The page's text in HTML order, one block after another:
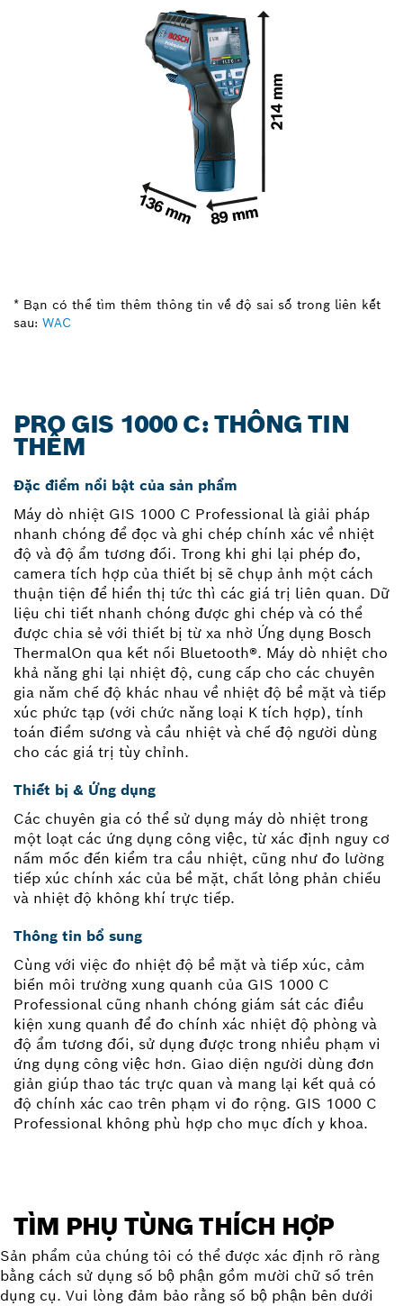
* Bạn có thể tìm thêm thông tin về độ sai số trong liên kết
sau: WAC
PRO GIS 1000 C: THÔNG TIN
THÊM
Đặc điểm nổi bật của sản phẩm
Máy dò nhiệt GIS 1000 C Professional là giải pháp
nhanh chóng để đọc và ghi chép chính xác về nhiệt
độ và độ ẩm tương đối. Trong khi ghi lại phép đo,
camera tích hợp của thiết bị sẽ chụp ảnh một cách
thuận tiện để hiển thị tức thì các giá trị liên quan. Dữ
liệu chi tiết nhanh chóng được ghi chép và có thể
được chia sẻ với thiết bị từ xa nhờ Ứng dụng Bosch
ThermalOn qua kết nối Bluetooth®. Máy dò nhiệt cho
khả năng ghi lại nhiệt độ, cung cấp cho các chuyên
gia năm chế độ khác nhau về nhiệt độ bề mặt và tiếp
xúc phức tạp (với chức năng loại K tích hợp), tính
toán điểm sương và cầu nhiệt và chế độ người dùng
cho các giá trị tùy chỉnh.
Thiết bị & Ứng dụng
Các chuyên gia có thể sử dụng máy dò nhiệt trong
một loạt các ứng dụng công việc, từ xác định nguy cơ
nấm mốc đến kiểm tra cầu nhiệt, cũng như đo lường
tiếp xúc chính xác của bề mặt, chất lỏng phản chiếu
và nhiệt độ không khí trực tiếp.
Thông tin bổ sung
Cùng với việc đo nhiệt độ bề mặt và tiếp xúc, cảm
biến môi trường xung quanh của GIS 1000 C
Professional cũng nhanh chóng giám sát các điều
kiện xung quanh để đo chính xác nhiệt độ phòng và
độ ẩm tương đối, sử dụng được trong nhiều phạm vi
ứng dụng công việc hơn. Giao diện người dùng đơn
giản giúp thao tác trực quan và mang lại kết quả có
độ chính xác cao trên phạm vi đo rộng. GIS 1000 C
Professional không phù hợp cho mục đích y khoa.
TÌM PHỤ TÙNG THÍCH HỢP
Sản phẩm của chúng tôi có thể được xác định rõ ràng
bằng cách sử dụng số bộ phận gồm mười chữ số trên
dụng cụ. Vui lòng đảm bảo rằng số bộ phận bên dưới